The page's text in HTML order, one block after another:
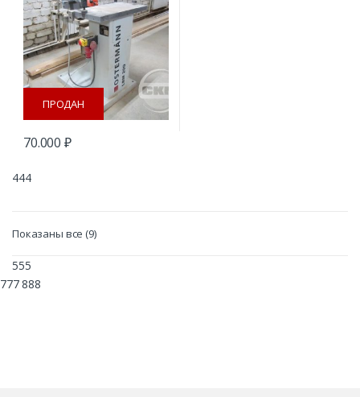
ПРОДАН
70.000₽
444
Показаны все (9)Сортировка:
самые
555
777 888